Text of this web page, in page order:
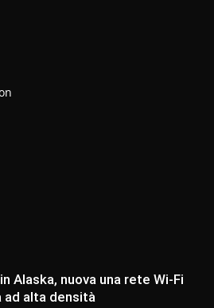
Alaska, nuova una rete Wi-Fi
ad alta densità